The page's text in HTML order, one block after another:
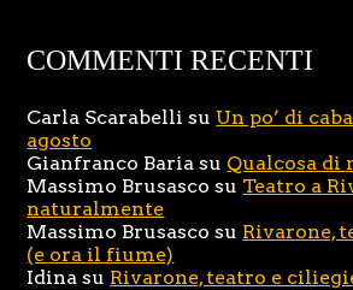
COMMENTI RECENTI
Carla Scarabelli su Un po’ di
agosto
Gianfranco Baria su Qualcosa di
Massimo Brusasco su Teatro a
naturalmente
Massimo Brusasco su Rivarone,
(e ora il fiume)
Idina su Rivarone, teatro e